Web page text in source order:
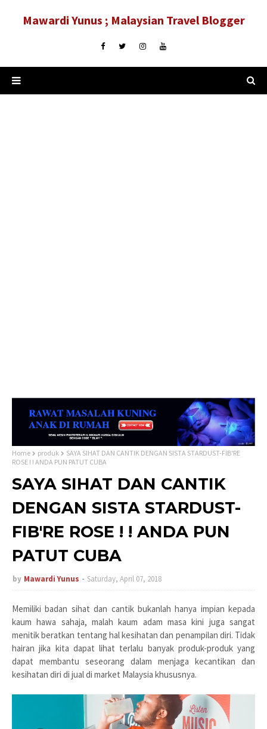
Mawardi Yunus ; Malaysian Travel Blogger
Home produk
SAYA SIHAT DAN CANTIK DENGAN SISTA STARDUST-FIB'RE
ROSE ! ! ANDA PUN PATUT CUBA
SAYA SIHAT DAN CANTIK
DENGAN SISTA STARDUST-
FIB'RE ROSE ! ! ANDA PUN
PATUT CUBA
by Mawardi Yunus Saturday, April 07, 2018
Memiliki badan sihat dan cantik bukanlah hanya impian kepada
kaum hawa sahaja, malah kaum adam masa kini juga sangat
menitik beratkan tentang hal kesihatan dan penampilan diri. Tidak
hairan jika kita dapat lihat terlalu banyak produk-produk yang
dapat membantu seseorang dalam menjaga kecantikan dan
kesihatan diri di jual di market Malaysia khususnya.